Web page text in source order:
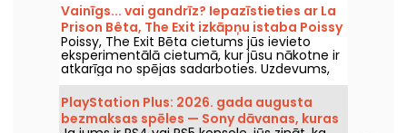
Vainīgs... vai gandrīz? Iepazīstieties ar La
Prison Bêta, The Exit izkāpņu istaba Poissy
Poissy, The Exit Bēta cietums jūs ievieto
eksperimentālā cietumā, kur jūsu nākotne ir
atkarīga no spējas sadarboties. Uzdevums,
kas pārveido izbēgšanas motīvu ar oriģinālu
sižetu.
PlayStation Plus: 2026. gada augusta
bezmaksas spēles — Sony dāvanas, kuras